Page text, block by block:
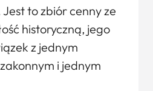
to zbiór cenny ze
historyczną, jego
z jednym
i jednym